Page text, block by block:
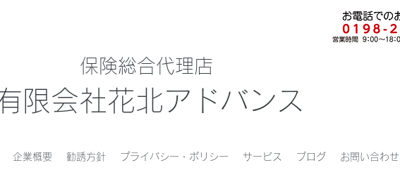
保険総合代理店
限会社花北アドバンス
企業概要 勧誘方針 プライバシー・ポリシー サービス ブログ お問い合わせ